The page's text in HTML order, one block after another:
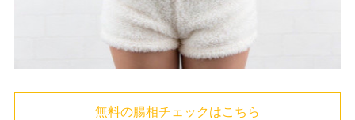
無料の腸相チェックはこちら